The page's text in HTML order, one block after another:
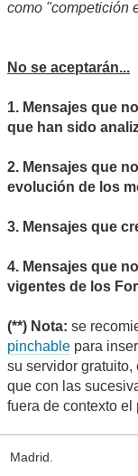
como "competición
No se aceptarán...
1. Mensajes que
que han sido
2. Mensajes que
evolución de los
3. Mensajes que
4. Mensajes que
vigentes de los
(**) Nota: se
pinchable para
su servidor
que con las
fuera de contexto el
Madrid.